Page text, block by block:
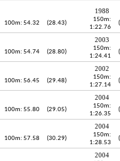
1988
100m: 54.32 (28.43)
150m:
1:22.76
2003
100m: 54.74 (28.80)
150m:
1:24.41
2002
100m: 56.45 (29.48)
150m:
1:27.14
2004
100m: 55.80 (29.05)
150m:
1:26.35
2004
100m: 57.58 (30.29)
150m:
1:28.53
2004